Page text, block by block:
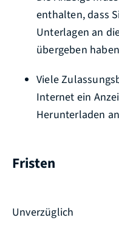
enthalten, dass
Unterlagen an
übergeben
Viele
Internet ein
Herunterladen
Fristen
Unverzüglich